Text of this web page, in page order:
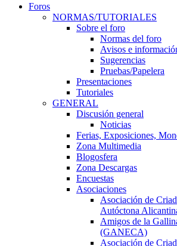
Foros
NORMAS/TUTORIALES
Sobre el foro
Normas del foro
Avisos e
Sugerencias
Pruebas/Papelera
Presentaciones
Tutoriales
GENERAL
Discusión general
Noticias
Ferias, Exposiciones,
Zona Multimedia
Blogosfera
Zona Descargas
Encuestas
Asociaciones
Asociación de
Autóctona
Amigos de la
(GANECA)
Asociación de